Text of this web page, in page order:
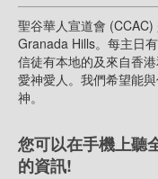
聖谷華人宣道會
Granada Hills。每主日
信徒有本地的及來自香
愛神愛人。我們希望能
神。
您可以在手機上聽
的資訊!